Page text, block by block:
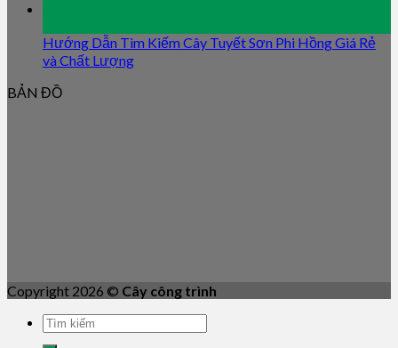
Hướng Dẫn Tìm Kiếm Cây Tuyết Sơn Phi Hồng Giá Rẻ
và Chất Lượng
BẢN ĐỒ
Copyright 2026 © Cây công trình